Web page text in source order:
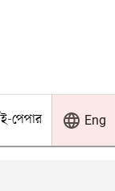
ই-পেপার Eng